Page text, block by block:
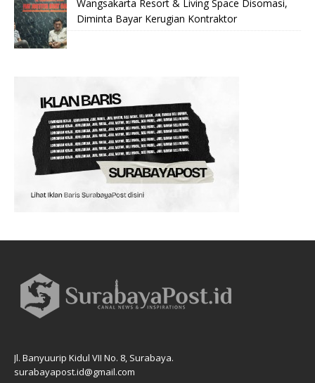
Wangsakarta Resort & Living Space Disomasi,
Diminta Bayar Kerugian Kontraktor
Jl. Banyuurip Kidul VII No. 8, Surabaya.
surabayapost.id@gmail.com